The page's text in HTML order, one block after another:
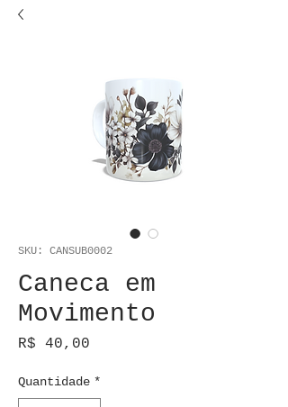
SKU: CANSUB0002
Caneca em
Movimento
R$ 40,00
Quantidade *